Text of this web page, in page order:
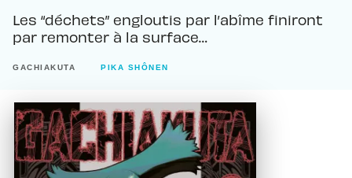
Les “déchets” engloutis par l’abîme finiront
par remonter à la surface…
GACHIAKUTA PIKA SHÔNEN